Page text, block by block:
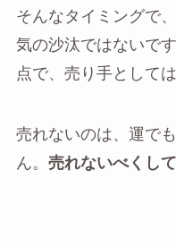
そんなタイミングで
気の沙汰ではないで
点で、売り手として
売れないのは、運で
ん。 売れないべくし